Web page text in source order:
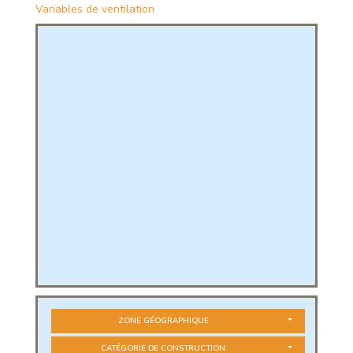
Variables de ventilation
ZONE GÉOGRAPHIQUE
CATÉGORIE DE CONSTRUCTION